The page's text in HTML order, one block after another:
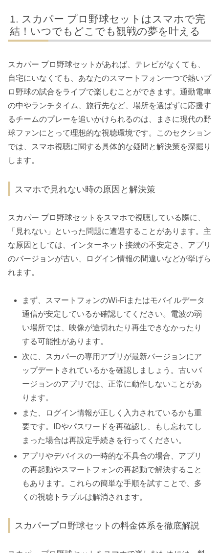
スカパー プロ野球セットはスマホで完
結！いつでもどこでも観戦の夢を叶える
スカパー プロ野球セットがあれば、テレビがなくても、
自宅にいなくても、あなたのスマートフォン一つで熱いプ
ロ野球の試合をライブで楽しむことができます。通勤電車
の中やランチタイム、旅行先など、場所を選ばずに応援す
るチームのプレーを追いかけられるのは、まさに現代の野
球ファンにとって理想的な視聴環境です。このセクション
では、スマホ視聴に関する具体的な疑問と解決策を深掘り
します。
スマホで見れない時の原因と解決策
スカパー プロ野球セットをスマホで視聴している際に、
「見れない」といった問題に遭遇することがあります。主
な原因としては、インターネット接続の不安定さ、アプリ
のバージョンが古い、ログイン情報の間違いなどが挙げら
れます。
まず、スマートフォンのWi-Fiまたはモバイルデータ
通信が安定しているか確認してください。電波の弱
い場所では、映像が途切れたり再生できなかったり
する可能性があります。
次に、スカパーの専用アプリが最新バージョンにア
ップデートされているかを確認しましょう。古いバ
ージョンのアプリでは、正常に動作しないことがあ
ります。
また、ログイン情報が正しく入力されているかも重
要です。IDやパスワードを再確認し、もし忘れてし
まった場合は再設定手続きを行ってください。
アプリやデバイスの一時的な不具合の場合、アプリ
の再起動やスマートフォンの再起動で解決すること
もあります。これらの簡単な手順を試すことで、多
くの視聴トラブルは解消されます。
スカパープロ野球セットの料金体系を徹底解説